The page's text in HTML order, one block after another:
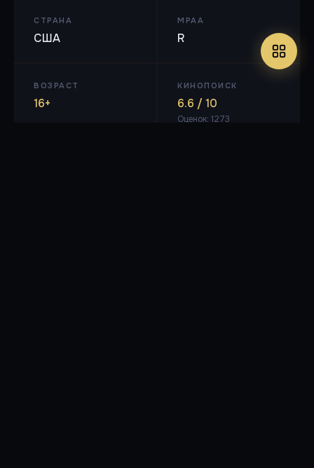
СТРАНА
США
MPAA
R
ВОЗРАСТ
16+
КИНОПОИСК
6.6 / 10
Оценок: 1273